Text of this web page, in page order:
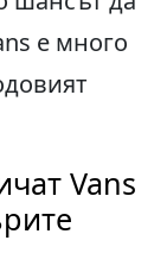
е много
Vans